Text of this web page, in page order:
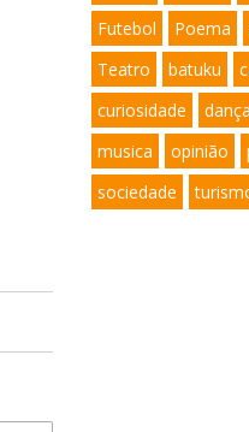
Futebol
Poema
Teatro
batuku
curiosidade
dança
musica
opinião
sociedade